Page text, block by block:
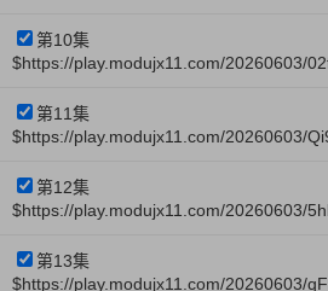
第10集
$https://play.modujx11.com/20260603/
第11集
$https://play.modujx11.com/20260603/
第12集
$https://play.modujx11.com/20260603/
第13集
$https://play.modujx11.com/20260603/